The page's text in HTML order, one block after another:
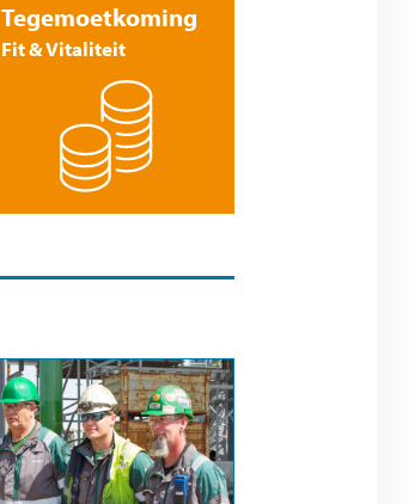
Tegemoetkoming
Fit & Vitaliteit